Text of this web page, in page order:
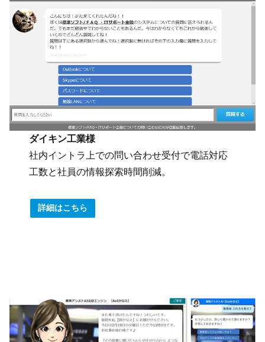
ダイキン工業様
社内イントラ上での問い合わせ受付で電話対応
工数と社員の情報探索時間削減。
詳細はこちら